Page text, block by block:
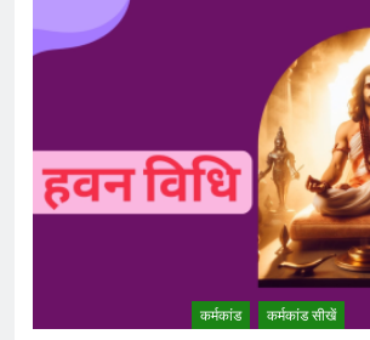
कर्मकांड कर्मकांड सीखें